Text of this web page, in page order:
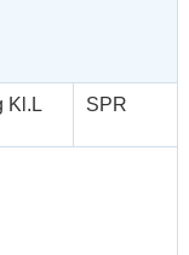
Kl.L
SPR